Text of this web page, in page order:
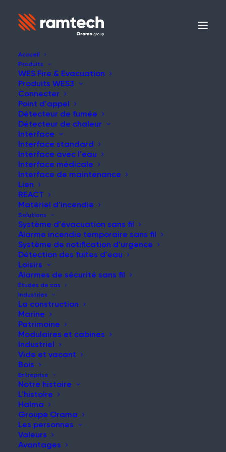
Accueil
Produits
WES Fire & Evacuation
Produits WES3
Connecter
Point d'appel
Détecteur de fumée
Détecteur de chaleur
Interface
Interface standard
Interface avec l'eau
Interface médicale
Interface de maintenance
Lien
REACT
Matériel d'incendie
Solutions
Système d'évacuation sans fil
Alarme incendie temporaire sans fil
Système de notification d'urgence
Détection des fuites d'eau
Loisirs
Alarmes de sécurité sans fil
Études de cas
Industries
La construction
Marine
Patrimoine
Modulaires et cabines
Industriel
Vide et vacant
Bois
Entreprise
Notre histoire
L'histoire
Halma
Groupe Orama
Les personnes
Valeurs
Avantages
NOUVELLES ET MISES À JOUR
Restez informé de nos
dernières nouvelles et
réflexions
Les dangers des travaux à chaud lors de la
rénovation des bâtiments sont mis en évidence
Article